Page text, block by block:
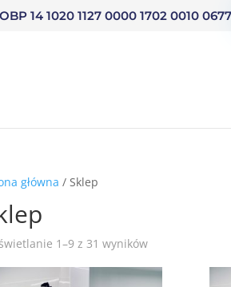
14 1020 1127 0000 1702 0010 0677
główna / Sklep
1–9 z 31 wyników